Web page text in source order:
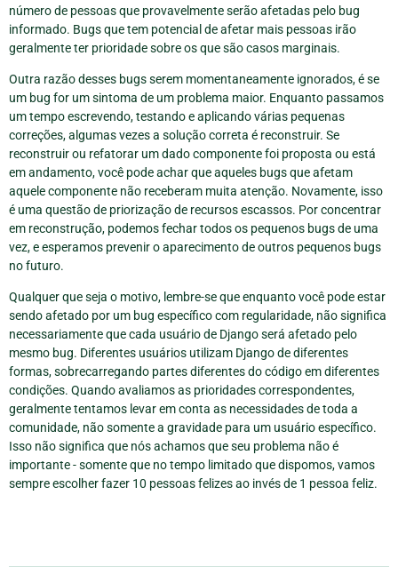
número de pessoas que provavelmente serão afetadas pelo bug
informado. Bugs que tem potencial de afetar mais pessoas irão
geralmente ter prioridade sobre os que são casos marginais.
Outra razão desses bugs serem momentaneamente ignorados, é se
um bug for um sintoma de um problema maior. Enquanto passamos
um tempo escrevendo, testando e aplicando várias pequenas
correções, algumas vezes a solução correta é reconstruir. Se
reconstruir ou refatorar um dado componente foi proposta ou está
em andamento, você pode achar que aqueles bugs que afetam
aquele componente não receberam muita atenção. Novamente, isso
é uma questão de priorização de recursos escassos. Por concentrar
em reconstrução, podemos fechar todos os pequenos bugs de uma
vez, e esperamos prevenir o aparecimento de outros pequenos bugs
no futuro.
Qualquer que seja o motivo, lembre-se que enquanto você pode estar
sendo afetado por um bug específico com regularidade, não significa
necessariamente que cada usuário de Django será afetado pelo
mesmo bug. Diferentes usuários utilizam Django de diferentes
formas, sobrecarregando partes diferentes do código em diferentes
condições. Quando avaliamos as prioridades correspondentes,
geralmente tentamos levar em conta as necessidades de toda a
comunidade, não somente a gravidade para um usuário específico.
Isso não significa que nós achamos que seu problema não é
importante - somente que no tempo limitado que dispomos, vamos
sempre escolher fazer 10 pessoas felizes ao invés de 1 pessoa feliz.